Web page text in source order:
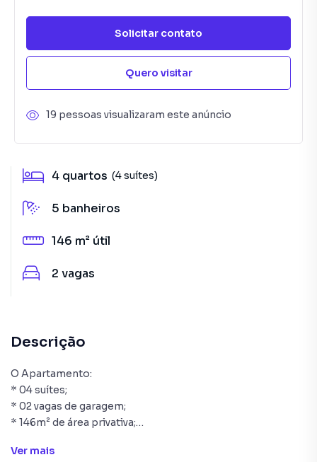
4 quartos (4 suítes)
5 banheiros
146 m² útil
2 vagas
Descrição
O Apartamento:
* 04 suítes;
* 02 vagas de garagem;
* 146m² de área privativa;
* Área de serviço;
Ver mais
Solicitar contato
Quero visitar
19 pessoas visualizaram este anúncio